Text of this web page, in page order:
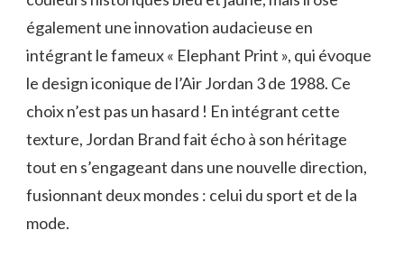
également une innovation audacieuse en
intégrant le fameux « Elephant Print », qui évoque
le design iconique de l’Air Jordan 3 de 1988. Ce
choix n’est pas un hasard ! En intégrant cette
texture, Jordan Brand fait écho à son héritage
tout en s’engageant dans une nouvelle direction,
fusionnant deux mondes : celui du sport et de la
mode.